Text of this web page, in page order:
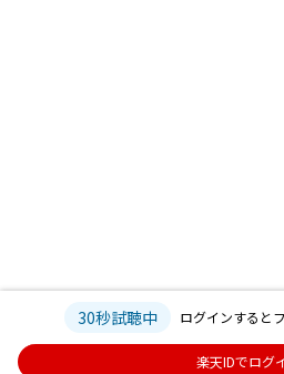
30秒試聴中 ログインすると
楽天IDでログ